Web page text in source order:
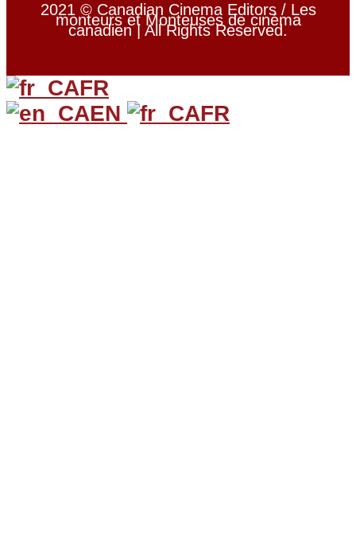
2021 © Canadian Cinema Editors / Les
monteurs et Monteuses de cinéma
canadien | All Rights Reserved.
FR
EN
FR